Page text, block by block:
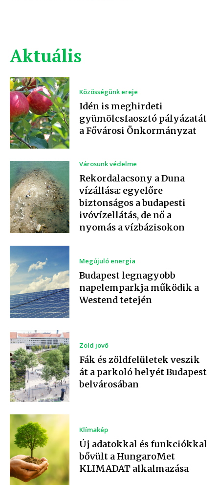
Aktuális
Közösségünk ereje
Idén is meghirdeti
gyümölcsfaosztó pályázatát
a Fővárosi Önkormányzat
Városunk védelme
Rekordalacsony a Duna
vízállása: egyelőre
biztonságos a budapesti
ivóvízellátás, de nő a
nyomás a vízbázisokon
Megújuló energia
Budapest legnagyobb
napelemparkja működik a
Westend tetején
Zöld jövő
Fák és zöldfelületek veszik
át a parkoló helyét Budapest
belvárosában
Klímakép
Új adatokkal és funkciókkal
bővült a HungaroMet
KLIMADAT alkalmazása